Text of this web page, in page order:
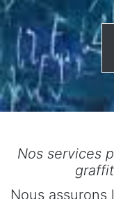
Nos services
Nous